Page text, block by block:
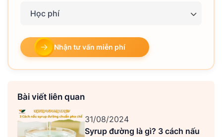
Học phí
Nhận tư vấn miễn phí
Bài viết liên quan
31/08/2024
Syrup đường là gì? 3 cách nấu